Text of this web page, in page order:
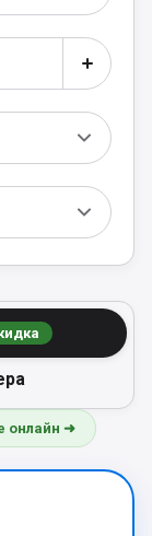
онлайн ➜